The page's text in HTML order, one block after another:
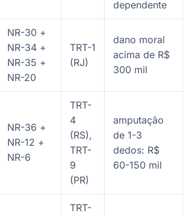
dependente
NR-30 +
NR-34 +
NR-35 +
NR-20
TRT-1
(RJ)
dano moral
acima de R$
300 mil
NR-36 +
NR-12 +
NR-6
TRT-
4
(RS),
TRT-
9
(PR)
amputação
de 1-3
dedos: R$
60-150 mil
TRT-